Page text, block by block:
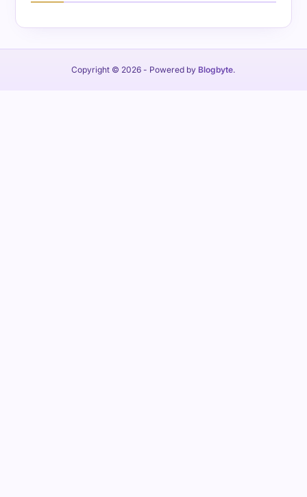
Copyright © 2026 - Powered by Blogbyte.